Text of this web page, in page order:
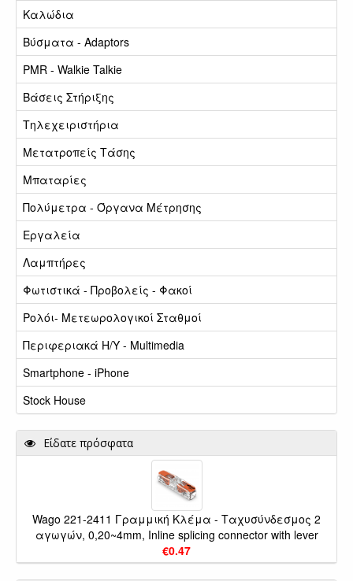
Καλώδια
Βύσματα - Adaptors
PMR - Walkie Talkie
Βάσεις Στήριξης
Τηλεχειριστήρια
Μετατροπείς Τάσης
Μπαταρίες
Πολύμετρα - Όργανα Μέτρησης
Εργαλεία
Λαμπτήρες
Φωτιστικά - Προβολείς - Φακοί
Ρολόι- Μετεωρολογικοί Σταθμοί
Περιφεριακά Η/Υ - Multimedia
Smartphone - iPhone
Stock House
Είδατε πρόσφατα
Wago 221-2411 Γραμμική Κλέμα - Ταχυσύνδεσμος 2
αγωγών, 0,20~4mm, Inline splicing connector with lever
€0.47